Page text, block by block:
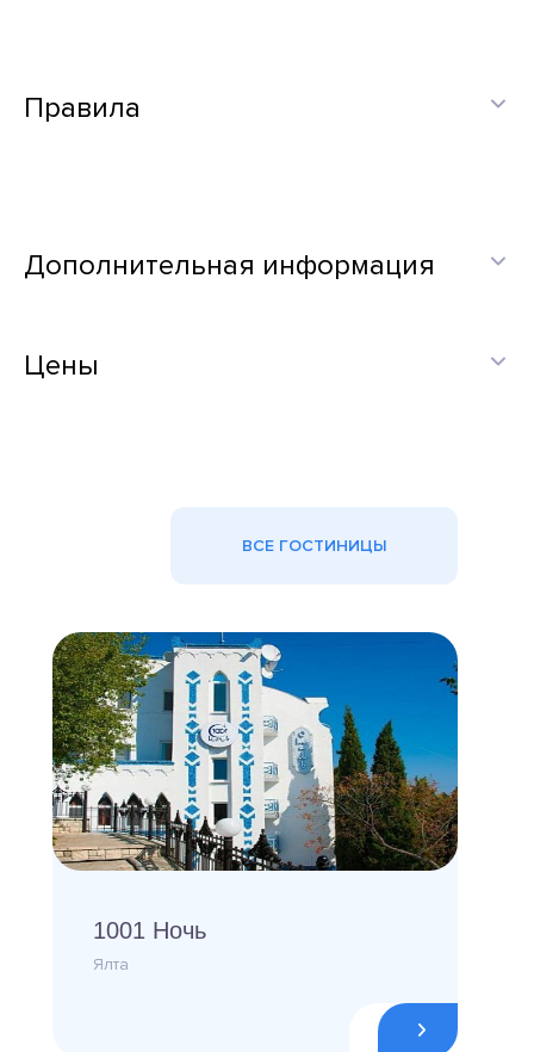
Правила
Дополнительная информация
Цены
ВСЕ ГОСТИНИЦЫ
1001 Ночь
Ялта